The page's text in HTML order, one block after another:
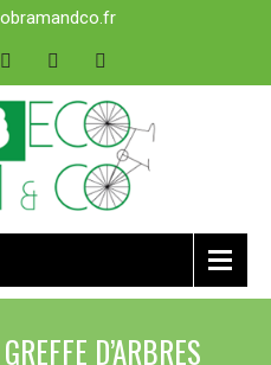
D’ARBRES